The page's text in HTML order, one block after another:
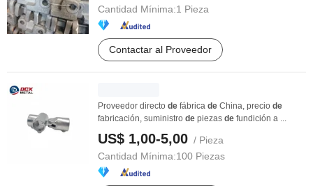
Cantidad Mínima:1 Pieza
Contactar al Proveedor
Proveedor directo de fábrica de China, precio de
fabricación, suministro de piezas de fundición a ...
US$ 1,00-5,00 / Pieza
Cantidad Mínima:100 Piezas